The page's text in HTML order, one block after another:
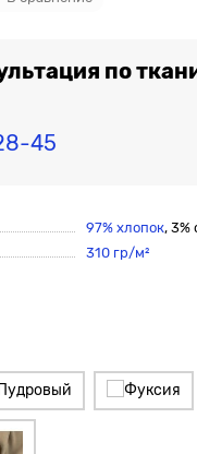
по
45
97% хлопок, 3%
310 гр/м²